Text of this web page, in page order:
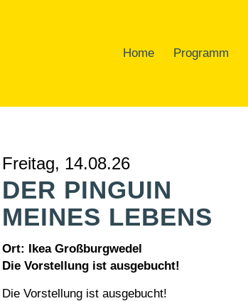
Home Programm
Freitag, 14.08.26
DER PINGUIN
MEINES LEBENS
Ort: Ikea Großburgwedel
Die Vorstellung ist ausgebucht!
Die Vorstellung ist ausgebucht!